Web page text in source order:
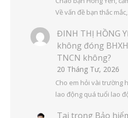
Về vấn đề bạn thắc
ĐINH THỊ HỒNG
không đóng
TNCN không?
20 Tháng Tư, 2026
Cho em hỏi vài trường
lao động quá tuổi lao
Tai trong Bảo